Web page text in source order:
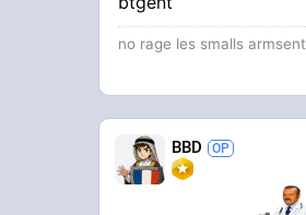
no rage les smalls armsent
BBD